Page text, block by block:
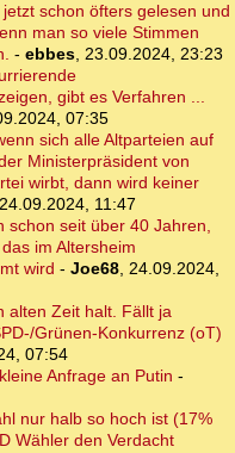
schon öfters gelesen und
man so viele Stimmen
- ebbes, 23.09.2024, 23:23
gibt es Verfahren ...
07:35
sich alle Altparteien auf
Ministerpräsident von
wirbt, dann wird keiner
24.09.2024, 11:47
schon seit über 40 Jahren,
im Altersheim
wird - Joe68, 24.09.2024,
alten Zeit halt. Fällt ja
Grünen-Konkurrenz (oT)
07:54
Anfrage an Putin -
nur halb so hoch ist (17%
Wähler den Verdacht